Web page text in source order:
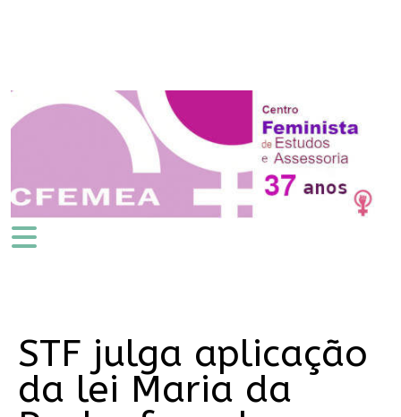
STF julga aplicação
da lei Maria da